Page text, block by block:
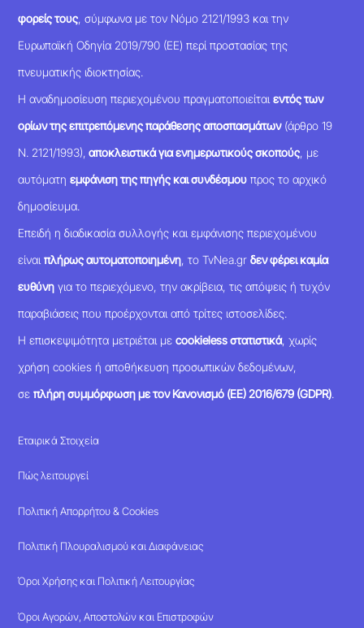
φορείς τους , σύμφωνα με τον Νόμο 2121/1993 και την
Ευρωπαϊκή Οδηγία 2019/790 (ΕΕ) περί προστασίας της
πνευματικής ιδιοκτησίας.
Η αναδημοσίευση περιεχομένου πραγματοποιείταιεντός των
ορίων της επιτρεπόμενης παράθεσης αποσπασμάτων(άρθρο 19
Ν. 2121/1993), αποκλειστικά για ενημερωτικούς σκοπούς , με
αυτόματηεμφάνιση της πηγής και συνδέσμου προς το αρχικό
δημοσίευμα.
Επειδή η διαδικασία συλλογής και εμφάνισης περιεχομένου
είναιπλήρως αυτοματοποιημένη , το TvNea.grδεν φέρει καμία
ευθύνη για το περιεχόμενο, την ακρίβεια, τις απόψεις ή τυχόν
παραβιάσεις που προέρχονται από τρίτες ιστοσελίδες.
Η επισκεψιμότητα μετριέται μεcookieless στατιστικά, χωρίς
χρήση cookies ή αποθήκευση προσωπικών δεδομένων,
σεπλήρη συμμόρφωση με τον Κανονισμό (ΕΕ) 2016/679 (GDPR).
Εταιρικά Στοιχεία
Πώς λειτουργεί
Πολιτική Απορρήτου & Cookies
Πολιτική Πλουραλισμού και Διαφάνειας
Όροι Χρήσης και Πολιτική Λειτουργίας
Όροι Αγορών, Αποστολών και Επιστροφών